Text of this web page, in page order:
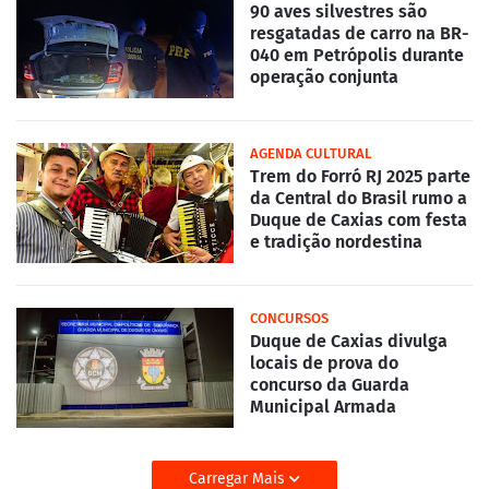
90 aves silvestres são
resgatadas de carro na BR-
040 em Petrópolis durante
operação conjunta
AGENDA CULTURAL
Trem do Forró RJ 2025 parte
da Central do Brasil rumo a
Duque de Caxias com festa
e tradição nordestina
CONCURSOS
Duque de Caxias divulga
locais de prova do
concurso da Guarda
Municipal Armada
Carregar Mais